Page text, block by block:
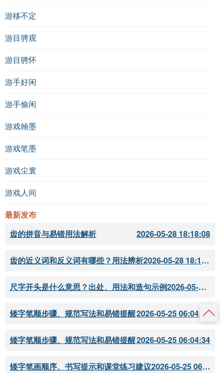
游移不定
游目骋观
游目骋怀
游手好闲
游手偷闲
游戏翰墨
游戏笔墨
游戏尘寰
游戏人间
最新发布
齿的拼音与易错用法解析
2026-05-28 18:18:08
齿的近义词和反义词有哪些？用法辨析 2026-05-28 18:18:07
尺字开头是什么意思？出处、用法和造句示例 2026-05-28 18:18:05
矮字笔顺步骤、规范写法和易错提醒2026-05-25 06:04:34
矮字笔顺步骤、规范写法和易错提醒2026-05-25 06:04:34
矮字笔画顺序、书写提示和课堂练习建议 2026-05-25 06:04:33